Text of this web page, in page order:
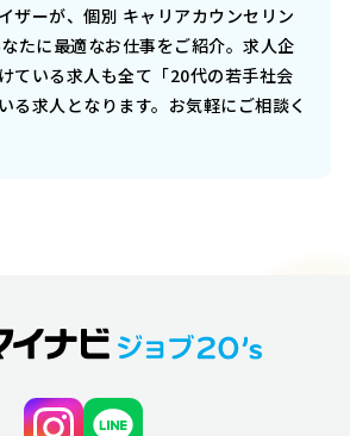
ザーが、個別 キャリアカウンセリン
たに最適なお仕事をご紹介。求人企
ている求人も全て「20代の若手社会
る求人となります。お気軽にご相談く